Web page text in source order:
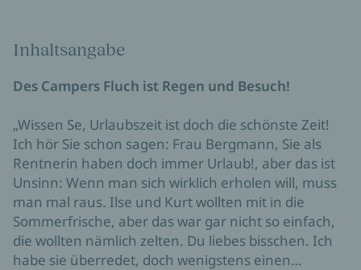
Inhaltsangabe
Des Campers Fluch ist Regen und Besuch!
„Wissen Se, Urlaubszeit ist doch die schönste Zeit!
Ich hör Sie schon sagen: Frau Bergmann, Sie als
Rentnerin haben doch immer Urlaub!, aber das ist
Unsinn: Wenn man sich wirklich erholen will, muss
man mal raus. Ilse und Kurt wollten mit in die
Sommerfrische, aber das war gar nicht so einfach,
die wollten nämlich zelten. Du liebes bisschen. Ich
habe sie überredet, doch wenigstens einen